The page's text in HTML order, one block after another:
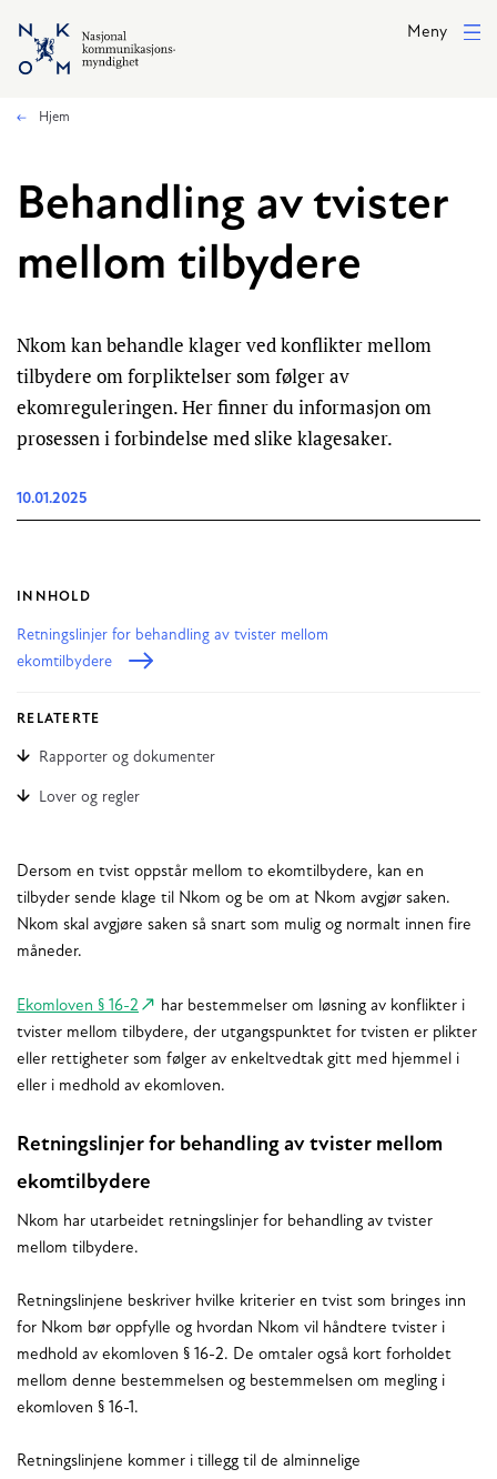
Hopp til hovedinnhold
Meny
Hjem
Behandling av tvister
mellom tilbydere
Nkom kan behandle klager ved konflikter mellom
tilbydere om forpliktelser som følger av
ekomreguleringen. Her finner du informasjon om
prosessen i forbindelse med slike klagesaker.
10.01.2025
INNHOLD
Retningslinjer for behandling av tvister mellom
ekomtilbydere
RELATERTE
Rapporter og dokumenter
Lover og regler
Dersom en tvist oppstår mellom to ekomtilbydere, kan en
tilbyder sende klage til Nkom og be om at Nkom avgjør saken.
Nkom skal avgjøre saken så snart som mulig og normalt innen fire
måneder.
Ekomloven § 16-2
har bestemmelser om løsning av konflikter i
tvister mellom tilbydere, der utgangspunktet for tvisten er plikter
eller rettigheter som følger av enkeltvedtak gitt med hjemmel i
eller i medhold av ekomloven.
Retningslinjer for behandling av tvister mellom
ekomtilbydere
Nkom har utarbeidet retningslinjer for behandling av tvister
mellom tilbydere.
Retningslinjene beskriver hvilke kriterier en tvist som bringes inn
for Nkom bør oppfylle og hvordan Nkom vil håndtere tvister i
medhold av ekomloven § 16-2. De omtaler også kort forholdet
mellom denne bestemmelsen og bestemmelsen om megling i
ekomloven § 16-1.
Retningslinjene kommer i tillegg til de alminnelige